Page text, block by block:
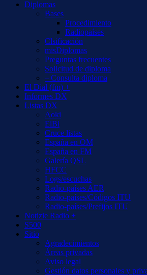
Diplomas
Bases
Procedimiento
Radiopaíses
Clsificación
misDiplomas
Preguntas frecuentes
Solicitud de diploma
– Consulta diploma
El Dial (fm) +
Informes DX
Listas DX
Aoki
EiBi
Cruce listas
España en OM
España en FM
Galería QSL
HFCC
Logs/escuchas
Radio-países AER
Radio-países/Códigos ITU
Radio-países/Prefijos ITU
Notizie Radio +
S500
Sitio
Agradecimientos
Áreas privadas
Aviso legal
Gestión datos personales y